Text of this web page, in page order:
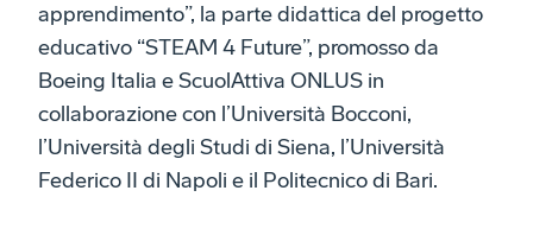
apprendimento”, la parte didattica del progetto
educativo “STEAM 4 Future”, promosso da
Boeing Italia e ScuolAttiva ONLUS in
collaborazione con l’Università Bocconi,
l’Università degli Studi di Siena, l’Università
Federico II di Napoli e il Politecnico di Bari.